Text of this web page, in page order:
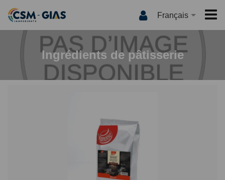
Français
ACCUEIL
CSM-GIAS
QUI SOMMES NOUS ?
INNOVATION
PRODUITS
MEDIA
LES RECETTES
CSM-GIAS TV
CATALOGUE
CONTACT
ACTUALITÉS
Ingrédients de pâtisserie